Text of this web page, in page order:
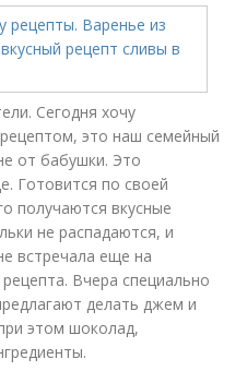
Сегодня хочу
это наш семейный
от бабушки. Это
Готовится по своей
получаются вкусные
не распадаются, и
встречала еще на
Вчера специально
делать джем и
этом шоколад,